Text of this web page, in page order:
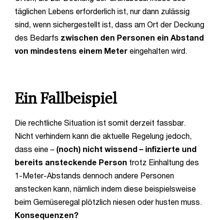
täglichen Lebens erforderlich ist, nur dann zulässig
sind, wenn sichergestellt ist, dass am Ort der Deckung
des Bedarfs zwischen den Personen ein Abstand
von mindestens einem Meter eingehalten wird.
Ein Fallbeispiel
Die rechtliche Situation ist somit derzeit fassbar.
Nicht verhindern kann die aktuelle Regelung jedoch,
dass eine – (noch) nicht wissend – infizierte und
bereits ansteckende Person trotz Einhaltung des
1-Meter-Abstands dennoch andere Personen
anstecken kann, nämlich indem diese beispielsweise
beim Gemüseregal plötzlich niesen oder husten muss.
Konsequenzen?